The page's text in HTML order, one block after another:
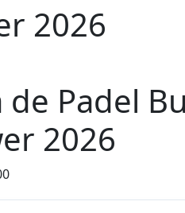
2026
de Padel
2026